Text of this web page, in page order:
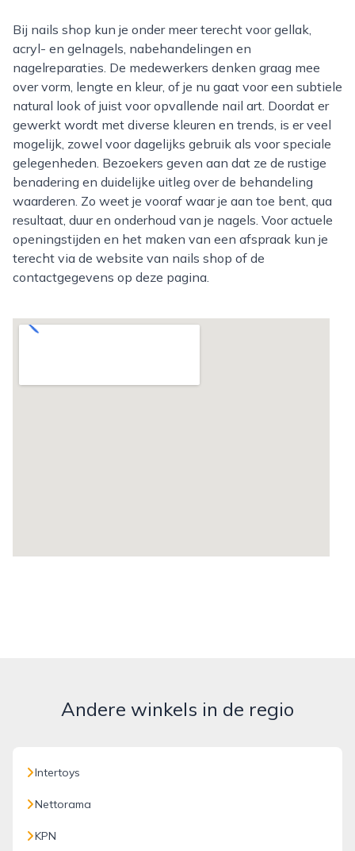
Bij nails shop kun je onder meer terecht voor gellak,
acryl- en gelnagels, nabehandelingen en
nagelreparaties. De medewerkers denken graag mee
over vorm, lengte en kleur, of je nu gaat voor een subtiele
natural look of juist voor opvallende nail art. Doordat er
gewerkt wordt met diverse kleuren en trends, is er veel
mogelijk, zowel voor dagelijks gebruik als voor speciale
gelegenheden. Bezoekers geven aan dat ze de rustige
benadering en duidelijke uitleg over de behandeling
waarderen. Zo weet je vooraf waar je aan toe bent, qua
resultaat, duur en onderhoud van je nagels. Voor actuele
openingstijden en het maken van een afspraak kun je
terecht via de website van nails shop of de
contactgegevens op deze pagina.
Andere winkels in de regio
Intertoys
Nettorama
KPN